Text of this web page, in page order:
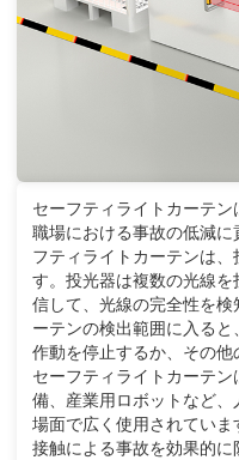
セーフティライトカーテン
職場における事故の低減
フティライトカーテンは
す。投光器は複数の光線
信して、光線の完全性を
ーテンの検出範囲に入る
作動を停止するか、その他
セーフティライトカーテ
備、産業用ロボットなど
場面で広く使用されてい
接触による事故を効果的に